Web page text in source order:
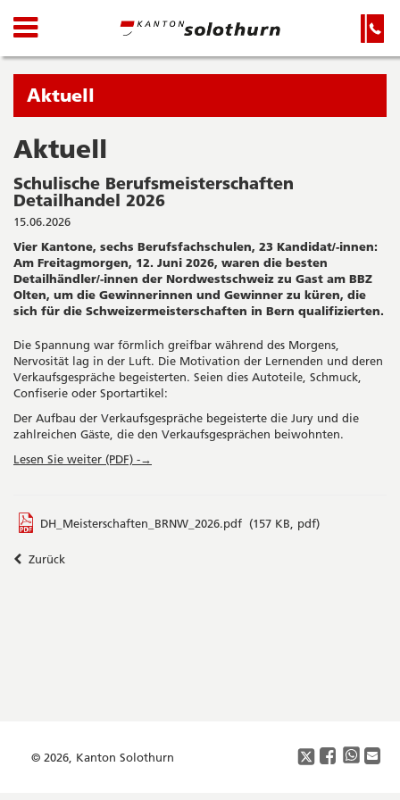
Kanton
Solothurn
Wichtige
Seiten
Startseite
Hauptnavigation
Inhalt
Sitemap
Suche
Navigation
und
Suche
Navigation
Sie
befinden
sich
in:
Aktuell
Aktuell
Schulische Berufsmeisterschaften
Detailhandel 2026
15.06.2026
Vier Kantone, sechs Berufsfachschulen, 23 Kandidat/-innen:
Am Freitagmorgen, 12. Juni 2026, waren die besten
Detailhändler/-innen der Nordwestschweiz zu Gast am BBZ
Olten, um die Gewinnerinnen und Gewinner zu küren, die
sich für die Schweizermeisterschaften in Bern qualifizierten.
Die Spannung war förmlich greifbar während des Morgens,
Nervosität lag in der Luft. Die Motivation der Lernenden und deren
Verkaufsgespräche begeisterten. Seien dies Autoteile, Schmuck,
Confiserie oder Sportartikel:
Der Aufbau der Verkaufsgespräche begeisterte die Jury und die
zahlreichen Gäste, die den Verkaufsgesprächen beiwohnten.
Lesen Sie weiter (PDF) -→
DH_Meisterschaften_BRNW_2026.pdf (157 KB, pdf)
Zurück
© 2026, Kanton Solothurn